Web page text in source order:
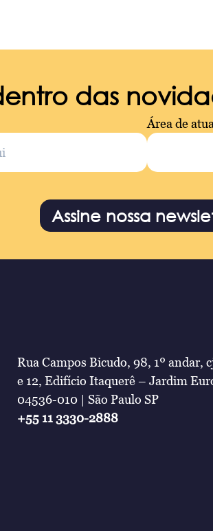
das
Área de
Assine nossa
Rua Campos Bicudo, 98, 1º andar,
e 12, Edifício Itaquerê – Jardim
04536-010 | São Paulo SP
+55 11 3330-2888